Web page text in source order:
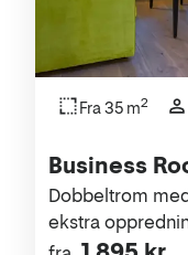
Business
Dobbeltrom
ekstra
Fra 35 m2